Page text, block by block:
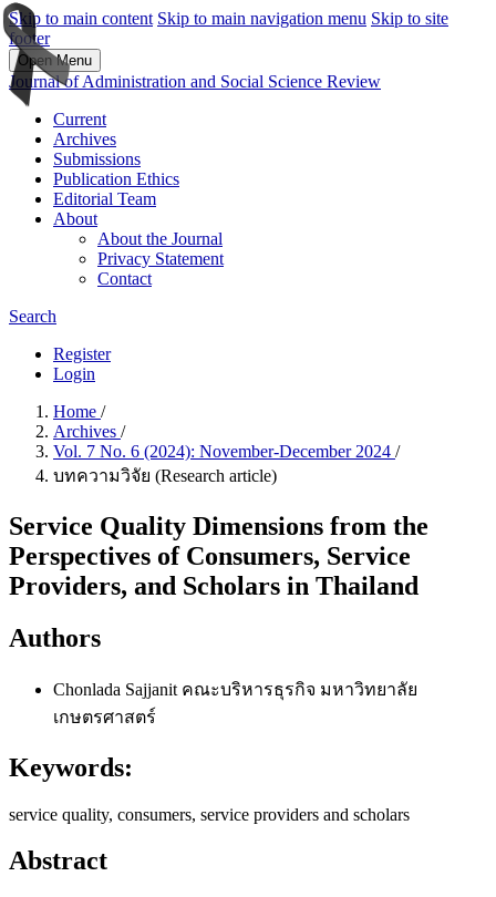
Skip to main content Skip to main navigation menu Skip to site
footer
Open Menu
Journal of Administration and Social Science Review
Current
Archives
Submissions
Publication Ethics
Editorial Team
About
About the Journal
Privacy Statement
Contact
Search
Register
Login
Home /
Archives /
Vol. 7 No. 6 (2024): November-December 2024 /
บทความวิจัย (Research article)
Service Quality Dimensions from the
Perspectives of Consumers, Service
Providers, and Scholars in Thailand
Authors
Chonlada Sajjanit คณะบริหารธุรกิจ มหาวิทยาลัย
เกษตรศาสตร์
Keywords:
service quality, consumers, service providers and scholars
Abstract